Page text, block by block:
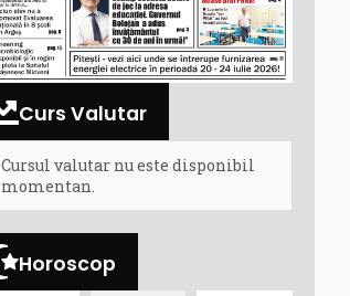
Curs Valutar
Cursul valutar nu este disponibil
momentan.
Horoscop